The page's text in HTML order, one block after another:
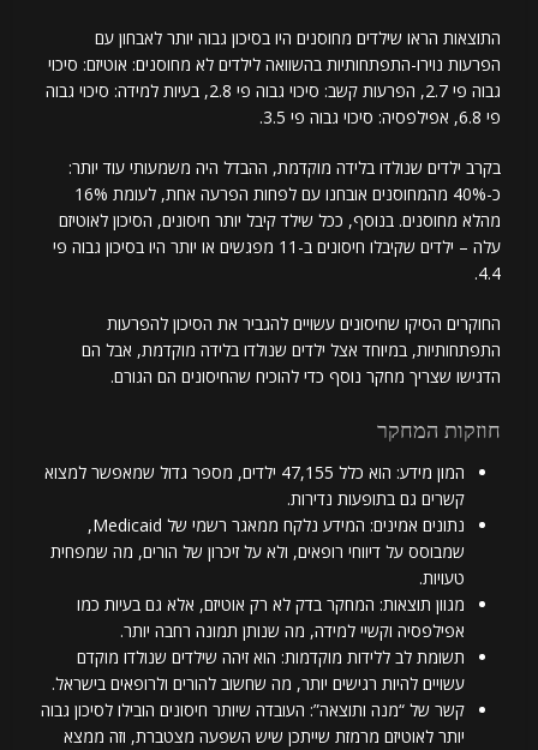
התוצאות הראו שילדים מחוסנים היו בסיכון גבוה יותר לאבחון עם
הפרעות נוירו-התפתחותיות בהשוואה לילדים לא מחוסנים: אוטיזם: סיכוי
גבוה פי 2.7, הפרעות קשב: סיכוי גבוה פי 2.8, בעיות למידה: סיכוי גבוה
פי 6.8, אפילפסיה: סיכוי גבוה פי 3.5.
בקרב ילדים שנולדו בלידה מוקדמת, ההבדל היה משמעותי עוד יותר:
כ-40% מהמחוסנים אובחנו עם לפחות הפרעה אחת, לעומת 16%
מהלא מחוסנים. בנוסף, ככל שילד קיבל יותר חיסונים, הסיכון לאוטיזם
עלה – ילדים שקיבלו חיסונים ב-11 מפגשים או יותר היו בסיכון גבוה פי
4.4.
החוקרים הסיקו שחיסונים עשויים להגביר את הסיכון להפרעות
התפתחותיות, במיוחד אצל ילדים שנולדו בלידה מוקדמת, אבל הם
הדגישו שצריך מחקר נוסף כדי להוכיח שהחיסונים הם הגורם.
חוזקות המחקר
המון מידע: הוא כלל 47,155 ילדים, מספר גדול שמאפשר למצוא
קשרים גם בתופעות נדירות.
נתונים אמינים: המידע נלקח ממאגר רשמי של Medicaid,
שמבוסס על דיווחי רופאים, ולא על זיכרון של הורים, מה שמפחית
טעויות.
מגוון תוצאות: המחקר בדק לא רק אוטיזם, אלא גם בעיות כמו
אפילפסיה וקשיי למידה, מה שנותן תמונה רחבה יותר.
תשומת לב ללידות מוקדמות: הוא זיהה שילדים שנולדו מוקדם
עשויים להיות רגישים יותר, מה שחשוב להורים ולרופאים בישראל.
קשר של “מנה ותוצאה”: העובדה שיותר חיסונים הובילו לסיכון גבוה
יותר לאוטיזם מרמזת שייתכן שיש השפעה מצטברת, וזה ממצא